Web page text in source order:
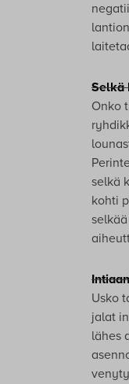
Selkä
Onko
selkä
kohti
Usko
jalat
lähes